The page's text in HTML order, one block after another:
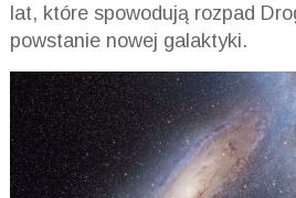
lat, które spowodują rozpad
powstanie nowej galaktyki.